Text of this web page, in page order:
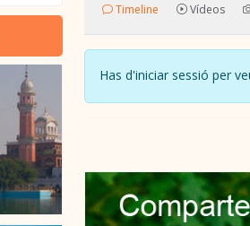
Timeline Vídeos
Has d'iniciar sessió per